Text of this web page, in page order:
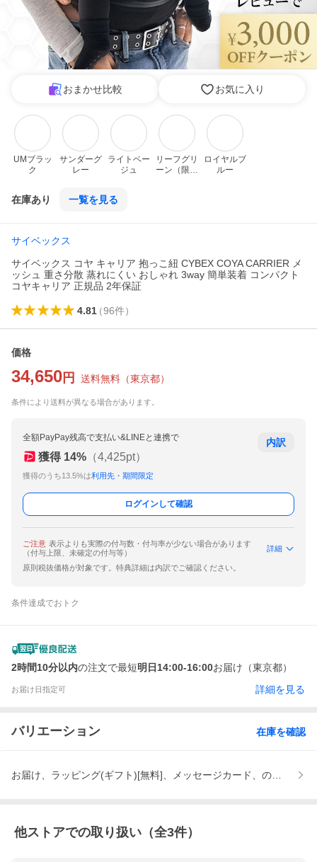
おまかせ比較 お気に入り
UMブラッ
ク
サンダーグ
レー
ライトベー
ジュ
リーフグリ
ーン（限定
ロイヤルブ
ルー
在庫あり 一覧を見る
サイベックス
サイベックス コヤ キャリア 抱っこ紐 CYBEX COYA CARRIER メ
ッシュ 重さ分散 蒸れにくい おしゃれ 3way 簡単装着 コンパクト
コヤキャリア 正規品 2年保証
4.81（96件）
価格
34,650 円 送料無料 （東京都）
条件により送料が異なる場合があります。
全額PayPay残高で支払い&LINEと連携で
獲得 14% （4,425pt）
獲得のうち13.5%は利用先・期間限定
内訳
ログインして確認
ご注意 表示よりも実際の付与数・付与率が少ない場合があります
（付与上限、未確定の付与等）
詳細
原則税抜価格が対象です。特典詳細は内訳でご確認ください。
条件達成でおトク
2時間10分以内の注文で最短明日14:00-16:00お届け（東京都）
お届け日指定可 詳細を見る
バリエーション 在庫を確認
お届け、ラッピング(ギフト)[無料]、メッセージカード、のし[無料]
他ストアでの取り扱い（全3件）